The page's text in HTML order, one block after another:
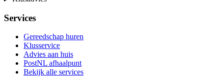
Services
Gereedschap huren
Klusservice
Advies aan huis
PostNL afhaalpunt
Bekijk alle services